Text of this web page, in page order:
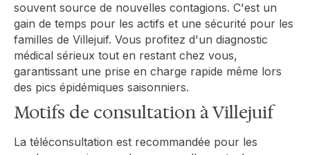
souvent source de nouvelles contagions. C'est un
gain de temps pour les actifs et une sécurité pour les
familles de Villejuif. Vous profitez d'un diagnostic
médical sérieux tout en restant chez vous,
garantissant une prise en charge rapide même lors
des pics épidémiques saisonniers.
Motifs de consultation à Villejuif
La téléconsultation est recommandée pour les